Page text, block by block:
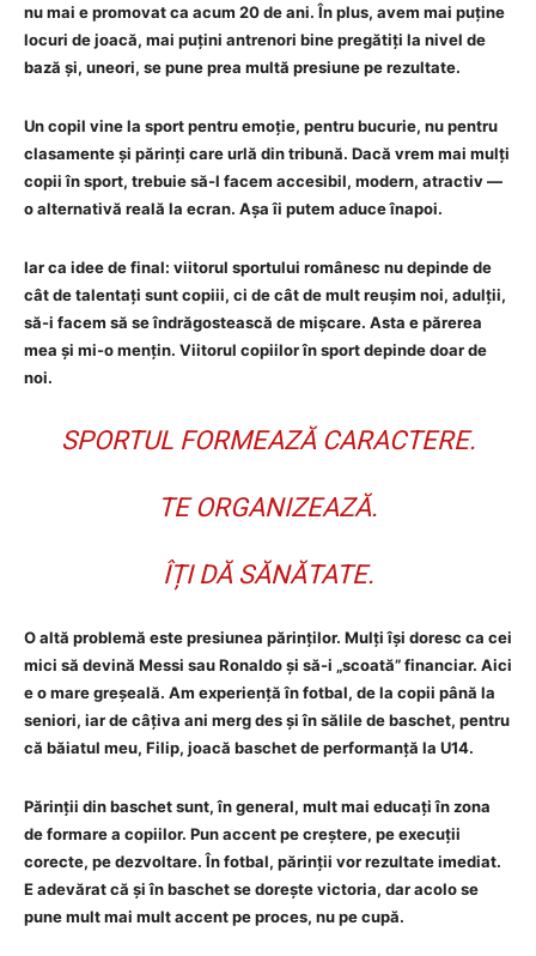
nu mai e promovat ca acum 20 de ani. În plus, avem mai puține
locuri de joacă, mai puțini antrenori bine pregătiți la nivel de
bază și, uneori, se pune prea multă presiune pe rezultate.
Un copil vine la sport pentru emoție, pentru bucurie, nu pentru
clasamente și părinți care urlă din tribună. Dacă vrem mai mulți
copii în sport, trebuie să-l facem accesibil, modern, atractiv —
o alternativă reală la ecran. Așa îi putem aduce înapoi.
Iar ca idee de final: viitorul sportului românesc nu depinde de
cât de talentați sunt copiii, ci de cât de mult reușim noi, adulții,
să-i facem să se îndrăgostească de mișcare. Asta e părerea
mea și mi-o mențin. Viitorul copiilor în sport depinde doar de
noi.
SPORTUL FORMEAZĂ CARACTERE.
TE ORGANIZEAZĂ.
ÎȚI DĂ SĂNĂTATE.
O altă problemă este presiunea părinților. Mulți își doresc ca cei
mici să devină Messi sau Ronaldo și să-i „scoată” financiar. Aici
e o mare greșeală. Am experiență în fotbal, de la copii până la
seniori, iar de câțiva ani merg des și în sălile de baschet, pentru
că băiatul meu, Filip, joacă baschet de performanță la U14.
Părinții din baschet sunt, în general, mult mai educați în zona
de formare a copiilor. Pun accent pe creștere, pe execuții
corecte, pe dezvoltare. În fotbal, părinții vor rezultate imediat.
E adevărat că și în baschet se dorește victoria, dar acolo se
pune mult mai mult accent pe proces, nu pe cupă.